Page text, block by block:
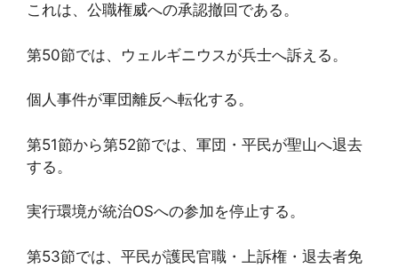
これは、公職権威への承認撤回である。
第50節では、ウェルギニウスが兵士へ訴える。
個人事件が軍団離反へ転化する。
第51節から第52節では、軍団・平民が聖山へ退去
する。
実行環境が統治OSへの参加を停止する。
第53節では、平民が護民官職・上訴権・退去者免